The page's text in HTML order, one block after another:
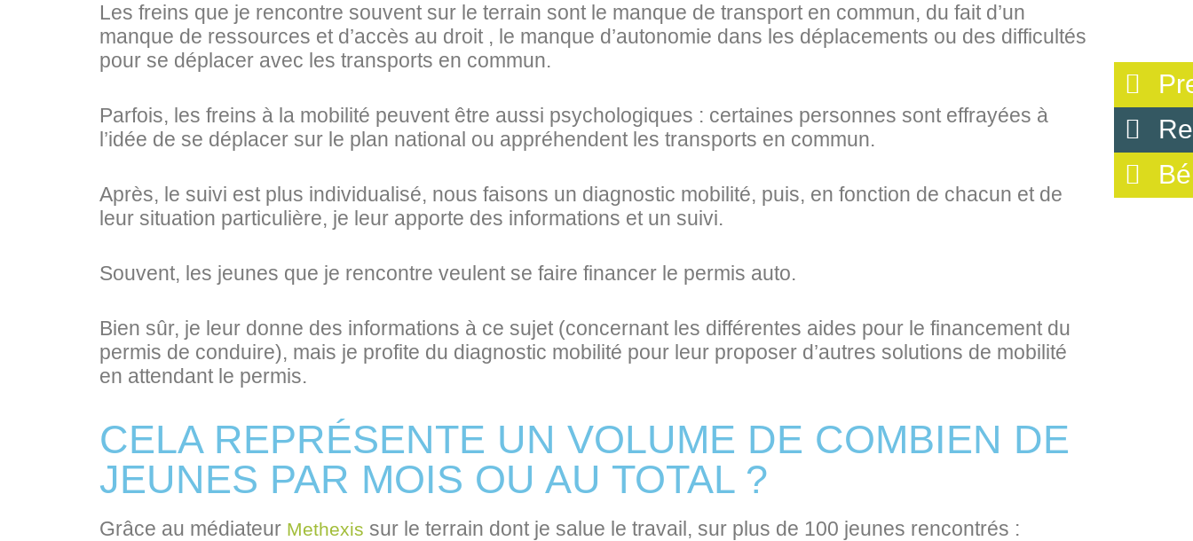
Les freins que je rencontre souvent sur le terrain sont le manque de transport en commun, du fait d’un
manque de ressources et d’accès au droit , le manque d’autonomie dans les déplacements ou des difficultés
pour se déplacer avec les transports en commun.
Parfois, les freins à la mobilité peuvent être aussi psychologiques : certaines personnes sont effrayées à
l’idée de se déplacer sur le plan national ou appréhendent les transports en commun.
Après, le suivi est plus individualisé, nous faisons un diagnostic mobilité, puis, en fonction de chacun et de
leur situation particulière, je leur apporte des informations et un suivi.
Souvent, les jeunes que je rencontre veulent se faire financer le permis auto.
Bien sûr, je leur donne des informations à ce sujet (concernant les différentes aides pour le financement du
permis de conduire), mais je profite du diagnostic mobilité pour leur proposer d’autres solutions de mobilité
en attendant le permis.
CELA REPRÉSENTE UN VOLUME DE COMBIEN DE
JEUNES PAR MOIS OU AU TOTAL ?
Grâce au médiateur Methexis sur le terrain dont je salue le travail, sur plus de 100 jeunes rencontrés :